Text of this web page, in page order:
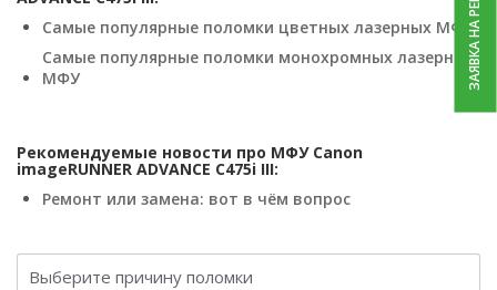
Самые популярные поломки цветных лазерных МФУ
Самые популярные поломки монохромных лазерных
МФУ
Рекомендуемые новости про МФУ Canon
imageRUNNER ADVANCE C475i III:
Ремонт или замена: вот в чём вопрос
Выберите причину поломки
ЗАЯВКА НА РЕМОНТ